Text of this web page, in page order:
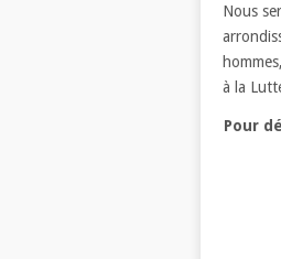
Nous
à la
Pour